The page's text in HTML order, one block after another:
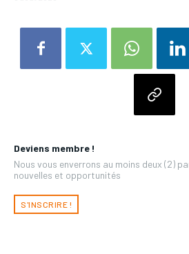
Deviens membre !
Nous vous enverrons au moins deux (2)
nouvelles et opportunités
S'INSCRIRE !